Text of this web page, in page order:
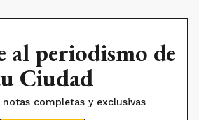
al periodismo de
Ciudad
notas completas y exclusivas